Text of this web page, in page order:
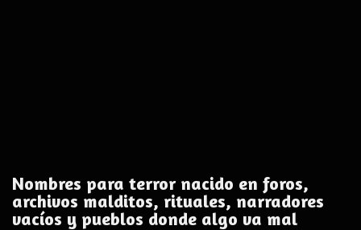
Nombres para terror nacido en foros,
archivos malditos, rituales, narradores
vacíos y pueblos donde algo va mal